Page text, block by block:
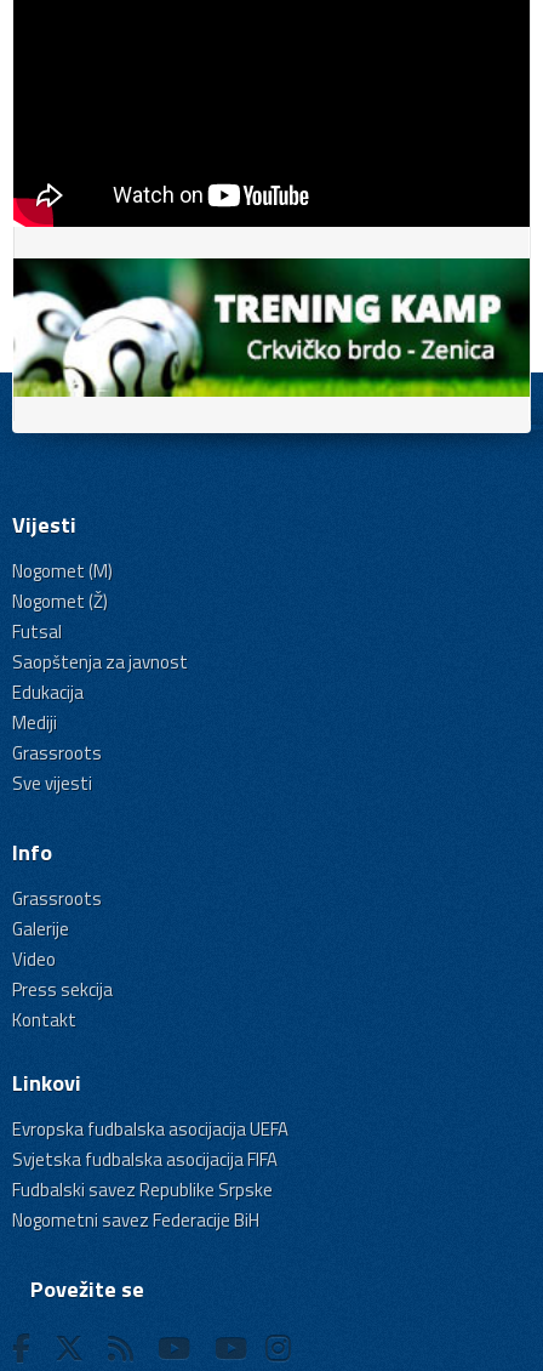
Vijesti
Nogomet (M)
Nogomet (Ž)
Futsal
Saopštenja za javnost
Edukacija
Mediji
Grassroots
Sve vijesti
Info
Grassroots
Galerije
Video
Press sekcija
Kontakt
Linkovi
Evropska fudbalska asocijacija UEFA
Svjetska fudbalska asocijacija FIFA
Fudbalski savez Republike Srpske
Nogometni savez Federacije BiH
Povežite se